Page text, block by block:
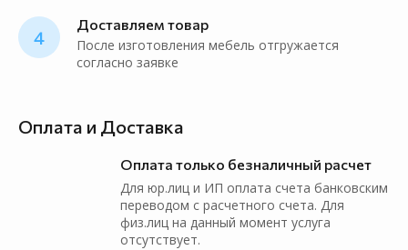
4
Доставляем товар
После изготовления мебель отгружается
согласно заявке
Оплата и Доставка
Оплата только безналичный расчет
Для юр.лиц и ИП оплата счета банковским
переводом с расчетного счета. Для
физ.лиц на данный момент услуга
отсутствует.